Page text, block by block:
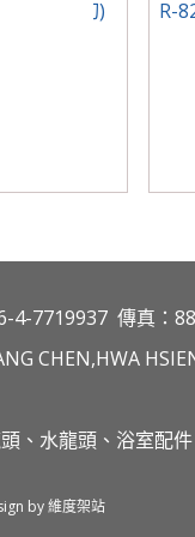
龍頭(三切) R-
4-7719937 傳真：
CHEN,HWA
、水龍頭、浴室配
by 維度架站